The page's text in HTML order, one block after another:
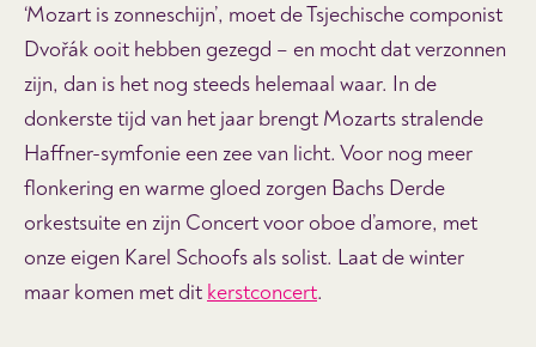
‘Mozart is zonneschijn’, moet de Tsjechische componist
Dvořák ooit hebben gezegd – en mocht dat verzonnen
zijn, dan is het nog steeds helemaal waar. In de
donkerste tijd van het jaar brengt Mozarts stralende
Haffner-symfonie een zee van licht. Voor nog meer
flonkering en warme gloed zorgen Bachs Derde
orkestsuite en zijn Concert voor oboe d’amore, met
onze eigen Karel Schoofs als solist. Laat de winter
maar komen met dit kerstconcert.